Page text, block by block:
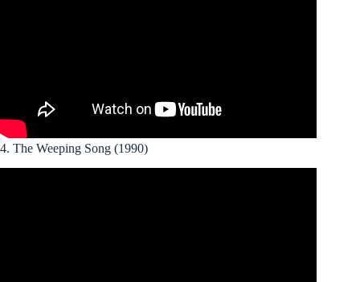
4. The Weeping Song (1990)